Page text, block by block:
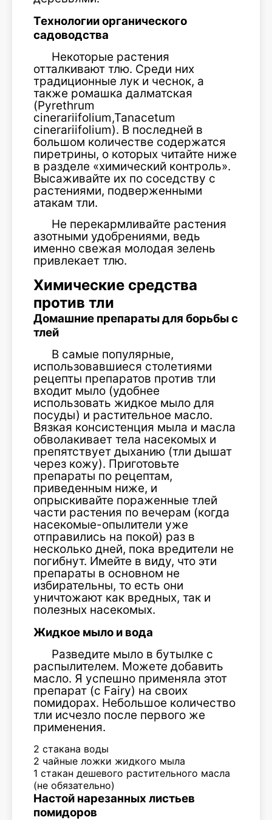
Технологии органического
садоводства
Некоторые растения
отталкивают тлю. Среди них
традиционные лук и чеснок, а
также ромашка далматская
(Pyrethrum
cinerariifolium,Tanacetum
cinerariifolium). В последней в
большом количестве содержатся
пиретрины, о которых читайте ниже
в разделе «химический контроль».
Высаживайте их по соседству с
растениями, подверженными
атакам тли.
Не перекармливайте растения
азотными удобрениями, ведь
именно свежая молодая зелень
привлекает тлю.
Химические средства
против тли
Домашние препараты для борьбы с
тлей
В самые популярные,
использовавшиеся столетиями
рецепты препаратов против тли
входит мыло (удобнее
использовать жидкое мыло для
посуды) и растительное масло.
Вязкая консистенция мыла и масла
обволакивает тела насекомых и
препятствует дыханию (тли дышат
через кожу). Приготовьте
препараты по рецептам,
приведенным ниже, и
опрыскивайте пораженные тлей
части растения по вечерам (когда
насекомые-опылители уже
отправились на покой) раз в
несколько дней, пока вредители не
погибнут. Имейте в виду, что эти
препараты в основном не
избирательны, то есть они
уничтожают как вредных, так и
полезных насекомых.
Жидкое мыло и вода
Разведите мыло в бутылке с
распылителем. Можете добавить
масло. Я успешно применяла этот
препарат (с Fairy) на своих
помидорах. Небольшое количество
тли исчезло после первого же
применения.
2 стакана воды
2 чайные ложки жидкого мыла
1 стакан дешевого растительного масла
(не обязательно)
Настой нарезанных листьев
помидоров